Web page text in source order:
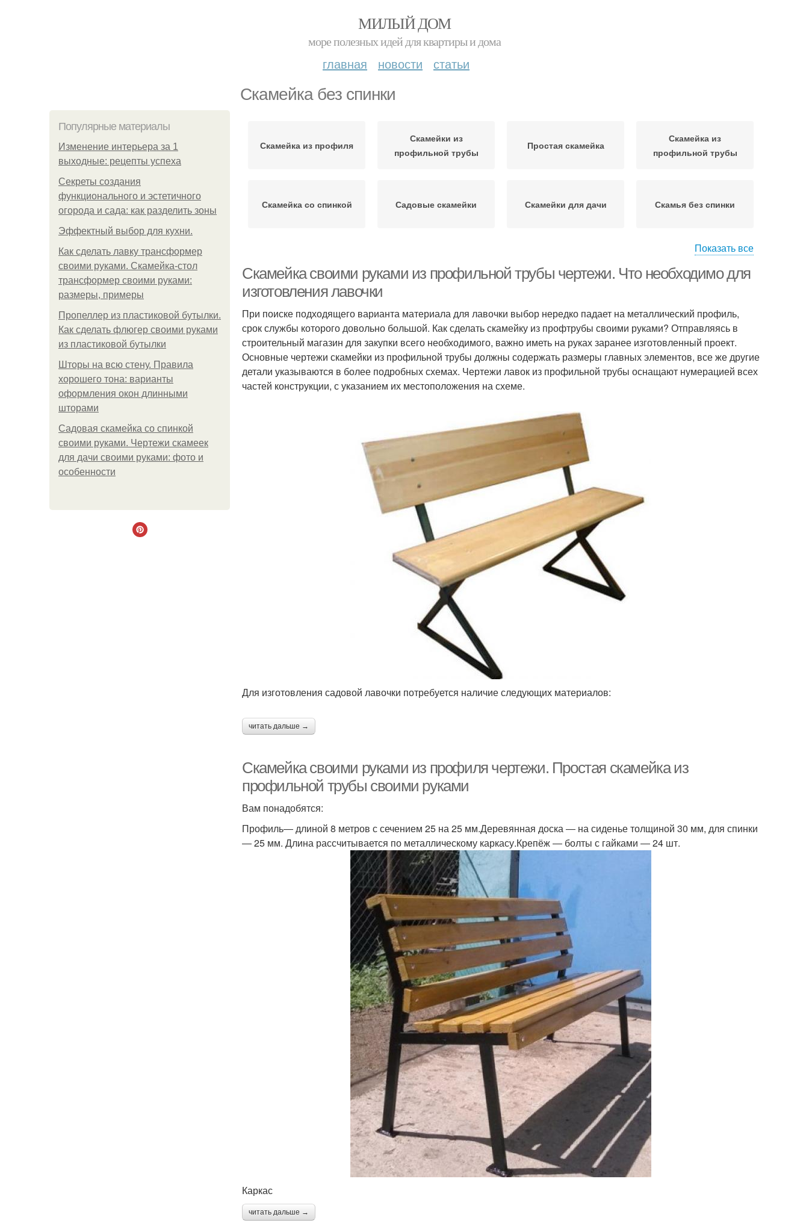
МИЛЫЙ ДОМ
море полезных идей для квартиры и дома
главная новости статьи
Скамейка без спинки
Популярные материалы
Изменение интерьера за 1
выходные: рецепты успеха
Секреты создания
функционального и эстетичного
огорода и сада: как разделить зоны
Эффектный выбор для кухни.
Как сделать лавку трансформер
своими руками. Скамейка-стол
трансформер своими руками:
размеры, примеры
Пропеллер из пластиковой бутылки.
Как сделать флюгер своими руками
из пластиковой бутылки
Шторы на всю стену. Правила
хорошего тона: варианты
оформления окон длинными
шторами
Садовая скамейка со спинкой
своими руками. Чертежи скамеек
для дачи своими руками: фото и
особенности
Скамейка из профиля
Скамейки из
профильной трубы
Простая скамейка
Скамейка из
профильной трубы
Скамейка со спинкой Садовые скамейки Скамейки для дачи Скамья без спинки
Показать все
Скамейка своими руками из профильной трубы чертежи. Что необходимо для
изготовления лавочки
При поиске подходящего варианта материала для лавочки выбор нередко падает на металлический профиль,
срок службы которого довольно большой. Как сделать скамейку из профтрубы своими руками? Отправляясь в
строительный магазин для закупки всего необходимого, важно иметь на руках заранее изготовленный проект.
Основные чертежи скамейки из профильной трубы должны содержать размеры главных элементов, все же другие
детали указываются в более подробных схемах. Чертежи лавок из профильной трубы оснащают нумерацией всех
частей конструкции, с указанием их местоположения на схеме.
Для изготовления садовой лавочки потребуется наличие следующих материалов:
читать дальше →
Скамейка своими руками из профиля чертежи. Простая скамейка из
профильной трубы своими руками
Вам понадобятся:
Профиль― длиной 8 метров с сечением 25 на 25 мм.Деревянная доска ― на сиденье толщиной 30 мм, для спинки
― 25 мм. Длина рассчитывается по металлическому каркасу.Крепёж ― болты с гайками ― 24 шт.
Каркас
читать дальше →